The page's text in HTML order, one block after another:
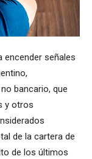
encender señales
bancario, que
y otros
de la cartera de
de los últimos